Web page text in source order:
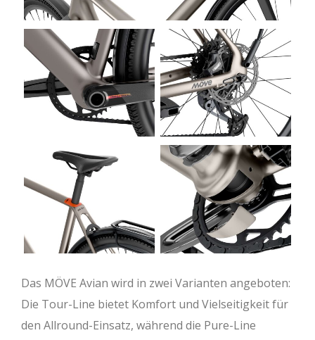
Das MÖVE Avian wird in zwei Varianten angeboten:
Die Tour-Line bietet Komfort und Vielseitigkeit für
den Allround-Einsatz, während die Pure-Line